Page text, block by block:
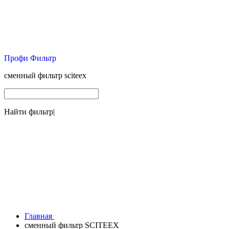
Профи Фильтр
сменный фильтр sciteex
Найти фильтр|
Главная
сменный фильтр SCITEEX